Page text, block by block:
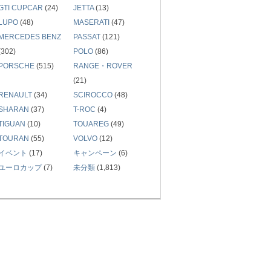
CUPCAR (24) JETTA(13)
(48) MASERATI (47)
BENZ
PASSAT(121)
POLO(86)
(515)
RANGE・ROVER
(21)
(34) SCIROCCO(48)
(37) T-ROC (4)
(10) TOUAREG(49)
(55) VOLVO(12)
ベント (17) キャンペーン (6)
ーロカップ(7) 未分類(1,813)